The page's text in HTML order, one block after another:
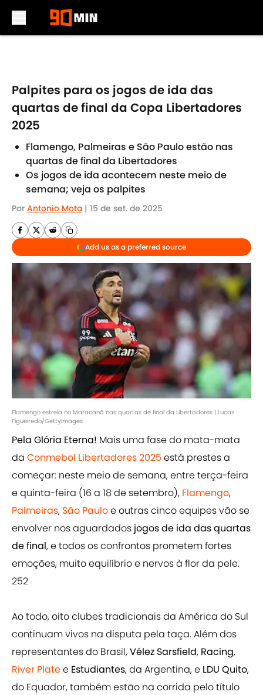
Palpites para os jogos de ida das
quartas de final da Copa Libertadores
2025
Flamengo, Palmeiras e São Paulo estão nas
quartas de final da Libertadores
Os jogos de ida acontecem neste meio de
semana; veja os palpites
Por Antonio Mota | 15 de set. de 2025
Add us as a preferred source
Flamengo estreia no Maracanã nas quartas de final da Libertadores | Lucas
Figueiredo/GettyImages
Pela Glória Eterna! Mais uma fase do mata-mata
da Conmebol Libertadores 2025 está prestes a
começar: neste meio de semana, entre terça-feira
e quinta-feira (16 a 18 de setembro), Flamengo,
Palmeiras, São Pauloe outras cinco equipes vão se
envolver nos aguardados jogos de ida das quartas
de final, e todos os confrontos prometem fortes
emoções, muito equilíbrio e nervos à flor da pele.
252
Ao todo, oito clubes tradicionais da América do Sul
continuam vivos na disputa pela taça. Além dos
representantes do Brasil,Vélez Sarsfield, Racing,
River Platee Estudiantes, da Argentina, e LDU Quito,
do Equador, também estão na corrida pelo título